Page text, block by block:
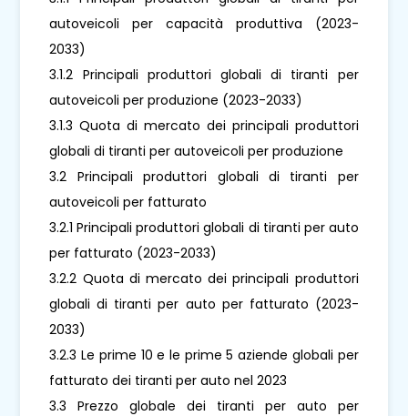
autoveicoli per capacità produttiva (2023-
2033)
3.1.2 Principali produttori globali di tiranti per
autoveicoli per produzione (2023-2033)
3.1.3 Quota di mercato dei principali produttori
globali di tiranti per autoveicoli per produzione
3.2 Principali produttori globali di tiranti per
autoveicoli per fatturato
3.2.1 Principali produttori globali di tiranti per auto
per fatturato (2023-2033)
3.2.2 Quota di mercato dei principali produttori
globali di tiranti per auto per fatturato (2023-
2033)
3.2.3 Le prime 10 e le prime 5 aziende globali per
fatturato dei tiranti per auto nel 2023
3.3 Prezzo globale dei tiranti per auto per